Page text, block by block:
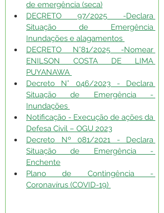
de emergência (seca)
DECRETO 97/2025 -Declara
Situação de Emergência
Inundações e alagamentos
DECRETO N°81/2025 -Nomear
ENILSON COSTA DE LIMA
PUYANAWA
Decreto N° 046/2023 - Declara
Situação de Emergência -
Inundações
Notificação - Execução de ações da
Defesa Civil – OGU 2023
Decreto Nº 081/2021 - Declara
Situação de Emergência -
Enchente
Plano de Contingência -
Coronavírus (COVID-19)